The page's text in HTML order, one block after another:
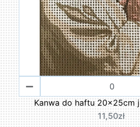
Kanwa do haftu 20x25cm
11,50zł